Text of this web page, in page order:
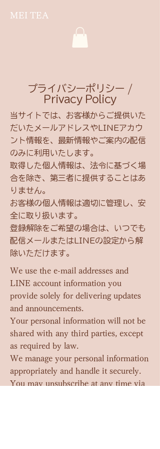
MEI TEA
プライバシーポリシー /
Privacy Policy
当サイトでは、お客様からご提供いた
だいたメールアドレスやLINEアカウ
ント情報を、最新情報やご案内の配信
のみに利用いたします。
取得した個人情報は、法令に基づく場
合を除き、第三者に提供することはあ
りません。
お客様の個人情報は適切に管理し、安
全に取り扱います。
登録解除をご希望の場合は、いつでも
配信メールまたはLINEの設定から解
除いただけます。
We use the e-mail addresses and
LINE account information you
provide solely for delivering updates
and announcements.
Your personal information will not be
shared with any third parties, except
as required by law.
We manage your personal information
appropriately and handle it securely.
You may unsubscribe at any time via